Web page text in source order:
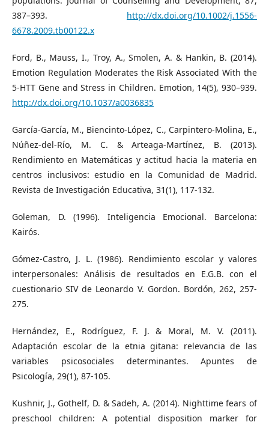
387–393. http://dx.doi.org/10.1002/j.1556-
6678.2009.tb00122.x
Ford, B., Mauss, I., Troy, A., Smolen, A. & Hankin, B. (2014).
Emotion Regulation Moderates the Risk Associated With the
5-HTT Gene and Stress in Children. Emotion, 14(5), 930–939.
http://dx.doi.org/10.1037/a0036835
García-García, M., Biencinto-López, C., Carpintero-Molina, E.,
Núñez-del-Río, M. C. & Arteaga-Martínez, B. (2013).
Rendimiento en Matemáticas y actitud hacia la materia en
centros inclusivos: estudio en la Comunidad de Madrid.
Revista de Investigación Educativa, 31(1), 117-132.
Goleman, D. (1996). Inteligencia Emocional. Barcelona:
Kairós.
Gómez-Castro, J. L. (1986). Rendimiento escolar y valores
interpersonales: Análisis de resultados en E.G.B. con el
cuestionario SIV de Leonardo V. Gordon. Bordón, 262, 257-
275.
Hernández, E., Rodríguez, F. J. & Moral, M. V. (2011).
Adaptación escolar de la etnia gitana: relevancia de las
variables psicosociales determinantes. Apuntes de
Psicología, 29(1), 87-105.
Kushnir, J., Gothelf, D. & Sadeh, A. (2014). Nighttime fears of
preschool children: A potential disposition marker for